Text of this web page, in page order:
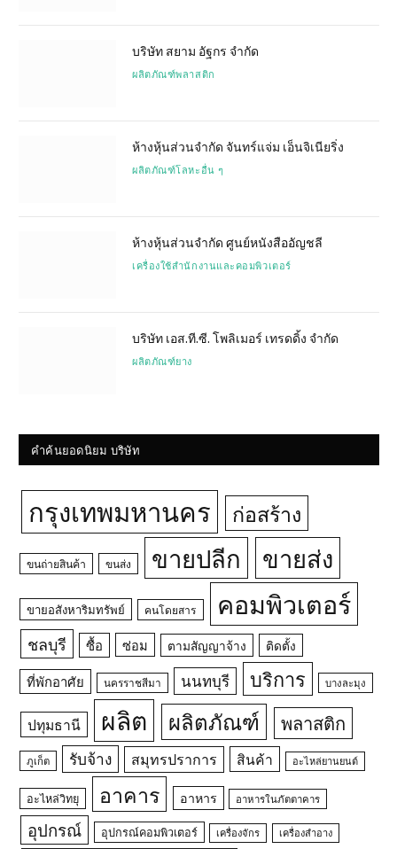
บริษัท สยาม อัฐกร จำกัด
ผลิตภัณฑ์พลาสติก
ห้างหุ้นส่วนจำกัด จันทร์แจ่ม เอ็นจิเนียริ่ง
ผลิตภัณฑ์โลหะอื่น ๆ
ห้างหุ้นส่วนจำกัด ศูนย์หนังสืออัญชลี
เครื่องใช้สำนักงานและคอมพิวเตอร์
บริษัท เอส.ที.ซี. โพลิเมอร์ เทรดดิ้ง จำกัด
ผลิตภัณฑ์ยาง
คำค้นยอดนิยม บริษัท
กรุงเทพมหานคร ก่อสร้าง
ขนถ่ายสินค้า ขนส่ง ขายปลีก ขายส่ง
ขายอสังหาริมทรัพย์ คนโดยสาร คอมพิวเตอร์
ชลบุรี ซื้อ ซ่อม ตามสัญญาจ้าง ติดตั้ง
ที่พักอาศัย นครราชสีมา นนทบุรี บริการ บางละมุง
ปทุมธานี ผลิต ผลิตภัณฑ์ พลาสติก
ภูเก็ต รับจ้าง สมุทรปราการ สินค้า อะไหล่ยานยนต์
อะไหล่วิทยุ อาคาร อาหาร อาหารในภัตตาคาร
อุปกรณ์ อุปกรณ์คอมพิวเตอร์ เครื่องจักร เครื่องสำอาง